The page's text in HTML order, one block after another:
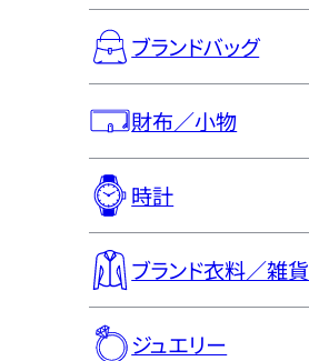
ブランドバッグ
財布／小物
時計
ブランド衣料／雑貨
ジュエリー